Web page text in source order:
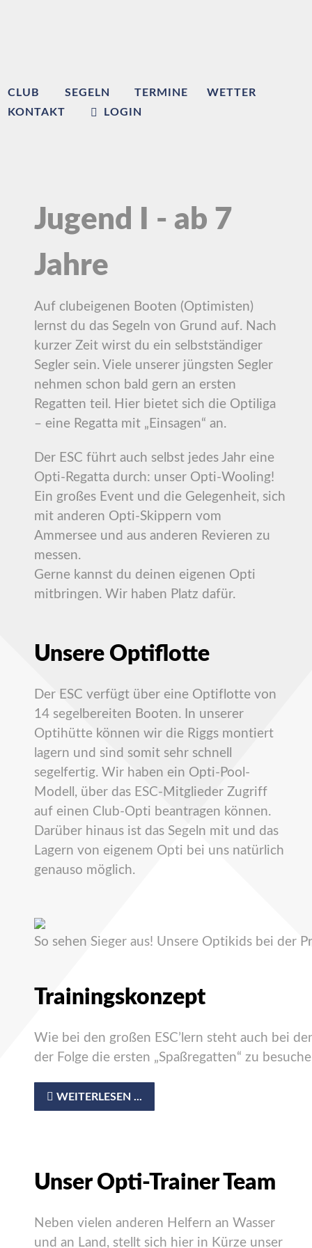
CLUB SEGELN TERMINE
WETTER
KONTAKT
LOGIN
Jugend I - ab 7
Jahre
Auf clubeigenen Booten (Optimisten)
lernst du das Segeln von Grund auf. Nach
kurzer Zeit wirst du ein selbstständiger
Segler sein. Viele unserer jüngsten Segler
nehmen schon bald gern an ersten
Regatten teil. Hier bietet sich die Optiliga
– eine Regatta mit „Einsagen“ an.
Der ESC führt auch selbst jedes Jahr eine
Opti-Regatta durch: unser Opti-Wooling!
Ein großes Event und die Gelegenheit, sich
mit anderen Opti-Skippern vom
Ammersee und aus anderen Revieren zu
messen.
Gerne kannst du deinen eigenen Opti
mitbringen. Wir haben Platz dafür.
Unsere Optiflotte
Der ESC verfügt über eine Optiflotte von
14 segelbereiten Booten. In unserer
Optihütte können wir die Riggs montiert
lagern und sind somit sehr schnell
segelfertig. Wir haben ein Opti-Pool-
Modell, über das ESC-Mitglieder Zugriff
auf einen Club-Opti beantragen können.
Darüber hinaus ist das Segeln mit und das
Lagern von eigenem Opti bei uns natürlich
genauso möglich.
So sehen Sieger aus! Unsere Optikids bei der
Trainingskonzept
Wie bei den großen ESC’lern steht auch bei
der Folge die ersten „Spaßregatten“ zu
WEITERLESEN ...
Unser Opti-Trainer Team
Neben vielen anderen Helfern an Wasser
und an Land, stellt sich hier in Kürze unser